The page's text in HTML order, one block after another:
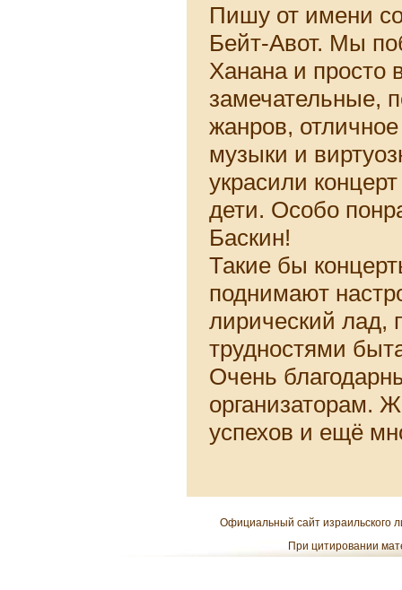
Пишу от имени
Бейт-Авот. Мы
Ханана и просто
замечательные,
жанров,
музыки и
украсили
дети. Особо
Баскин!
Такие бы
поднимают
лирический лад,
трудностями
Очень
организаторам.
успехов и ещё
Официальный сайт израильского
При цитировании